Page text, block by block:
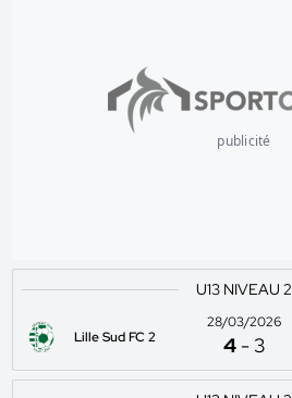
publicité
U13 NIVEAU 2
Lille Sud FC 2
28/03/2026
4 - 3